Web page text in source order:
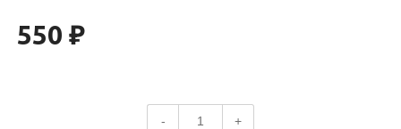
550 ₽
- +